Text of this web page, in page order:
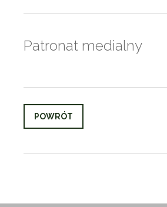
Patronat medialny
POWRÓT